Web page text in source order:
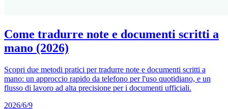
Come tradurre note e documenti scritti a
mano (2026)
Scopri due metodi pratici per tradurre note e documenti scritti a
mano: un approccio rapido da telefono per l'uso quotidiano, e un
flusso di lavoro ad alta precisione per i documenti ufficiali.
2026/6/9